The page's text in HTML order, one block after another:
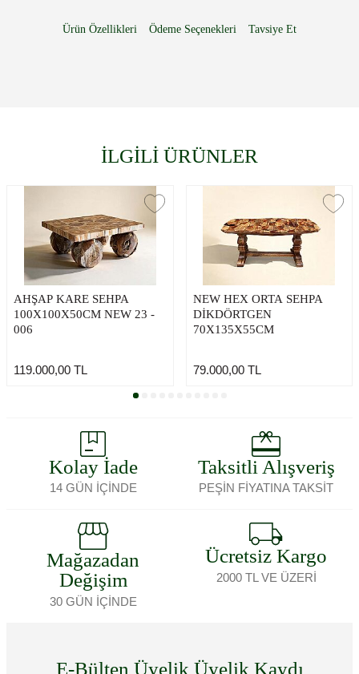
Ürün Özellikleri Ödeme Seçenekleri Tavsiye Et
İLGİLİ ÜRÜNLER
AHŞAP KARE SEHPA
100X100X50CM NEW 23 -
006
119.000,00 TL
NEW HEX ORTA SEHPA
DİKDÖRTGEN
70X135X55CM
79.000,00TL
Kolay İade
14 GÜN İÇİNDE
Taksitli Alışveriş
PEŞİN FİYATINA TAKSİT
Mağazadan
Değişim
30 GÜN İÇİNDE
Ücretsiz Kargo
2000 TL VE ÜZERİ
E-Bülten Üyelik Üyelik Kaydı